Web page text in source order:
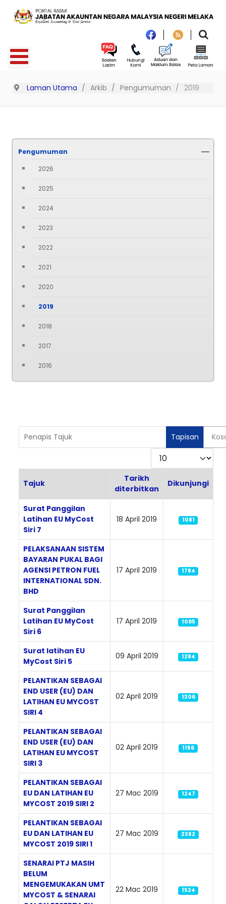
Laman Utama Arkib Pengumuman 2019
Pengumuman
2026
2025
2024
2023
2022
2021
2020
2019
2018
2017
2016
Tapisan
Paparkan
Articles
Tajuk
Tarikh
diterbitkan
Dikunjungi
Surat Panggilan
Latihan EU MyCost
Siri 7
18 April 2019 1081
PELAKSANAAN SISTEM
BAYARAN PUKAL BAGI
AGENSI PETRON FUEL
INTERNATIONAL SDN.
BHD
17 April 2019 1784
Surat Panggilan
Latihan EU MyCost
Siri 6
17 April 2019 1095
Surat latihan EU
MyCost Siri 5
09 April 2019 1284
PELANTIKAN SEBAGAI
END USER (EU) DAN
LATIHAN EU MYCOST
SIRI 4
02 April 2019 1306
PELANTIKAN SEBAGAI
END USER (EU) DAN
LATIHAN EU MYCOST
SIRI 3
02 April 2019 1156
PELANTIKAN SEBAGAI
EU DAN LATIHAN EU
MYCOST 2019 SIRI 2
27 Mac 2019 1247
PELANTIKAN SEBAGAI
EU DAN LATIHAN EU
MYCOST 2019 SIRI 1
27 Mac 2019 2382
SENARAI PTJ MASIH
BELUM
MENGEMUKAKAN UMT
MYCOST & SENARAI
22 Mac 2019 1524